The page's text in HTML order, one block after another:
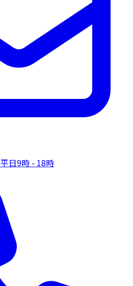
平日9時 - 18時